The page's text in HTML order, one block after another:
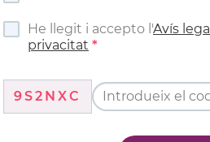
He llegit i accepto l'Avís legal
privacitat
9S2NXC